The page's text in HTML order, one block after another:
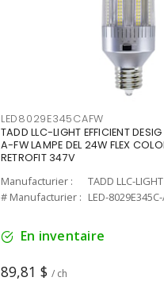
LED8029E345CAFW
TADD LLC-LIGHT EFFICIENT
A-FW LAMPE DEL 24W FLEX
RETROFIT 347V
Manufacturier :
TADD LLC-
# Manufacturier : LED-
En inventaire
89,81 $ / ch